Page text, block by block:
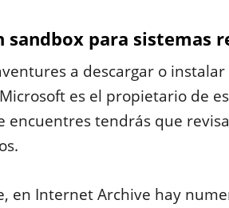
sandbox para sistemas
a descargar o
es el propietario de
encuentres tendrás que
en Internet Archive hay